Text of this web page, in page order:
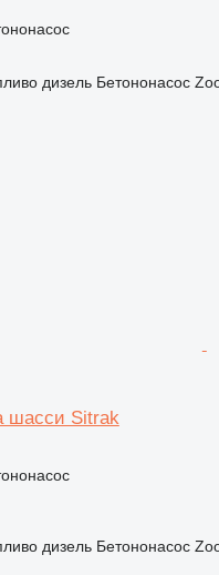
дизель Бетононасос
шасси Sitrak
дизель Бетононасос